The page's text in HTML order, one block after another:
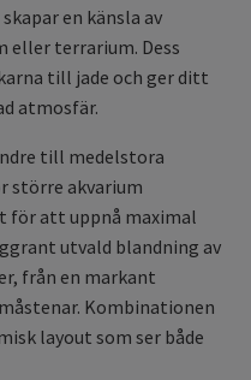
en känsla av
eller terrarium. Dess
till jade och ger ditt
atmosfär.
till medelstora
större akvarium
för att uppnå maximal
utvald blandning av
från en markant
Kombinationen
layout som ser både